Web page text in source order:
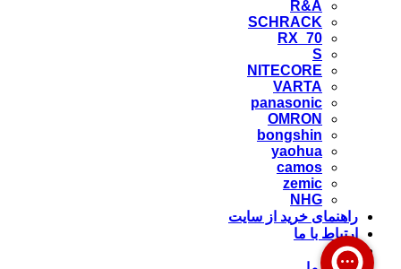
R&A
SCHRACK
RX_70
S
NITECORE
VARTA
panasonic
OMRON
bongshin
yaohua
camos
zemic
NHG
راهنمای خرید از سایت
ارتباط با ما
وبلاگ